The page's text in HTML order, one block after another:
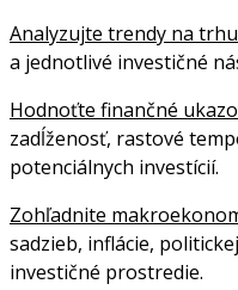
Analyzujte trendy na
a jednotlivé investičné
Hodnoťte finančné
zadĺženosť, rastové
potenciálnych investícií.
Zohľadnite
sadzieb, inflácie,
investičné prostredie.